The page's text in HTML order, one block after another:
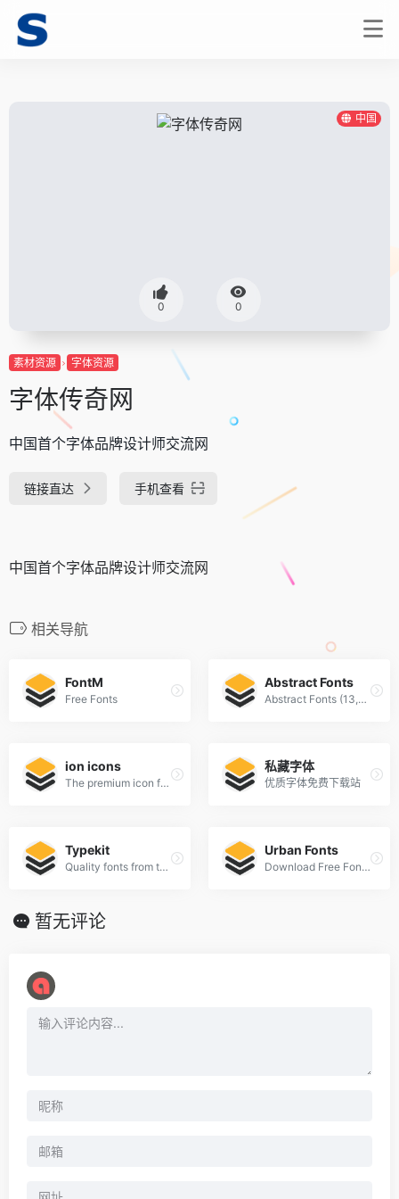
中国
0 0
素材资源 字体资源
字体传奇网
中国首个字体品牌设计师交流网
链接直达 手机查看
中国首个字体品牌设计师交流网
相关导航
FontM
Free Fonts
Abstract Fonts
Abstract Fonts (13,866 free fonts)
ion icons
The premium icon font for Ionic Framework
私藏字体
优质字体免费下载站
Typekit
Quality fonts from the world’s best foundries.
Urban Fonts
Download Free Fonts and Free Dingbats.
暂无评论